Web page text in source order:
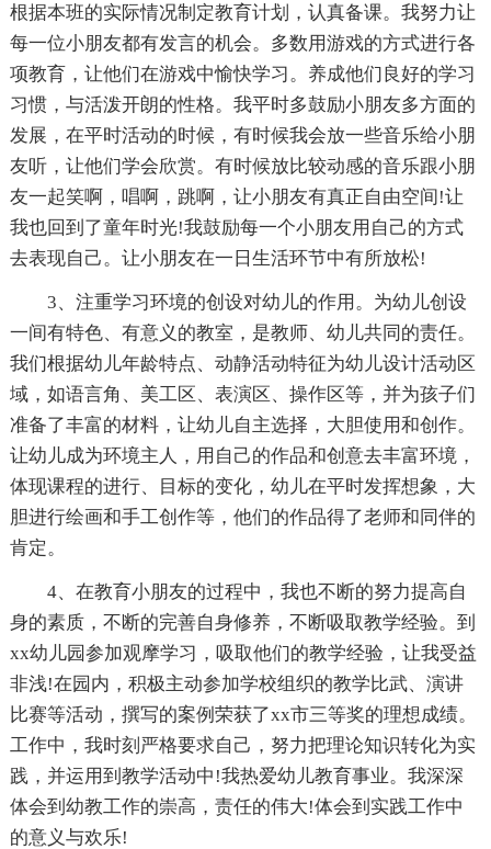
根据本班的实际情况制定教育计划，认真备课。我努力让
每一位小朋友都有发言的机会。多数用游戏的方式进行各
项教育，让他们在游戏中愉快学习。养成他们良好的学习
习惯，与活泼开朗的性格。我平时多鼓励小朋友多方面的
发展，在平时活动的时候，有时候我会放一些音乐给小朋
友听，让他们学会欣赏。有时候放比较动感的音乐跟小朋
友一起笑啊，唱啊，跳啊，让小朋友有真正自由空间!让
我也回到了童年时光!我鼓励每一个小朋友用自己的方式
去表现自己。让小朋友在一日生活环节中有所放松!
3、注重学习环境的创设对幼儿的作用。为幼儿创设
一间有特色、有意义的教室，是教师、幼儿共同的责任。
我们根据幼儿年龄特点、动静活动特征为幼儿设计活动区
域，如语言角、美工区、表演区、操作区等，并为孩子们
准备了丰富的材料，让幼儿自主选择，大胆使用和创作。
让幼儿成为环境主人，用自己的作品和创意去丰富环境，
体现课程的进行、目标的变化，幼儿在平时发挥想象，大
胆进行绘画和手工创作等，他们的作品得了老师和同伴的
肯定。
4、在教育小朋友的过程中，我也不断的努力提高自
身的素质，不断的完善自身修养，不断吸取教学经验。到
xx幼儿园参加观摩学习，吸取他们的教学经验，让我受益
非浅!在园内，积极主动参加学校组织的教学比武、演讲
比赛等活动，撰写的案例荣获了xx市三等奖的理想成绩。
工作中，我时刻严格要求自己，努力把理论知识转化为实
践，并运用到教学活动中!我热爱幼儿教育事业。我深深
体会到幼教工作的崇高，责任的伟大!体会到实践工作中
的意义与欢乐!